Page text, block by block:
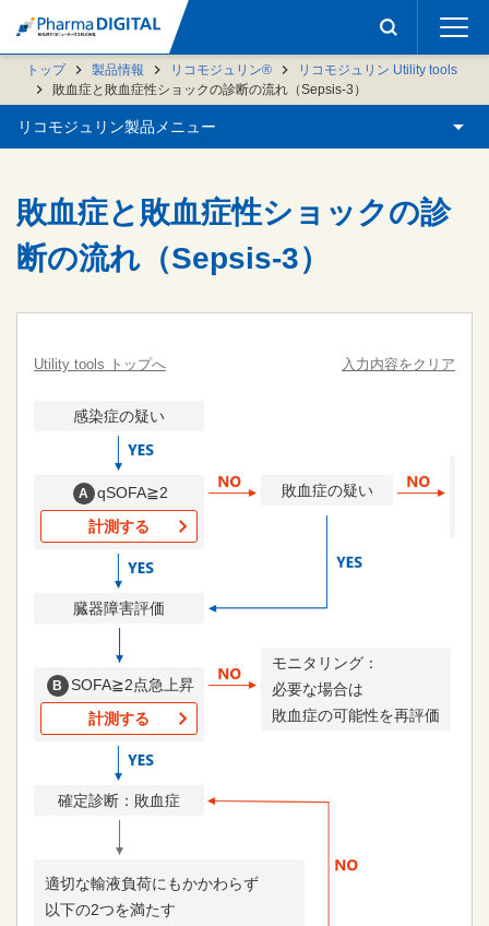
トップ 製品情報 リコモジュリン®
リコモジュリン Utility tools
敗血症と敗血症性ショックの診断の流れ（Sepsis-3）
リコモジュリン製品メニュー
敗血症と敗血症性ショックの診
断の流れ（Sepsis-3）
Utility tools トップへ 入力内容をクリア
感染症の疑い
A qSOFA≧2
計測する
臓器障害評価
敗血症の疑い
B
SOFA≧2点急上昇
計測する
確定診断：敗血症
モニタリング：
必要な場合は
敗血症の可能性を再評価
適切な輸液負荷にもかかわらず
以下の2つを満たす